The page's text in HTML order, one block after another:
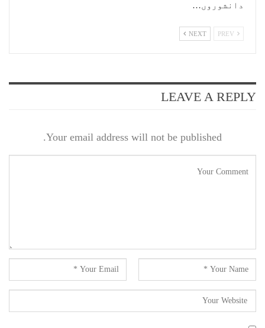
دانشوروں…
NEXT
LEAVE A REPLY
Your email address will not be published.